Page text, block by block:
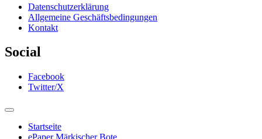
Datenschutzerklärung
Allgemeine Geschäftsbedingungen
Kontakt
Social
Facebook
Twitter/X
Startseite